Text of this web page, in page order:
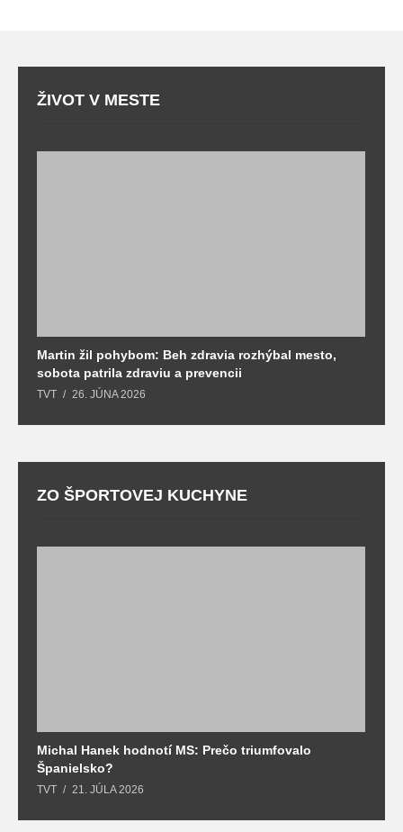
ŽIVOT V MESTE
Martin žil pohybom: Beh zdravia rozhýbal mesto,
sobota patrila zdraviu a prevencii
TVT 26. JÚNA 2026
ZO ŠPORTOVEJ KUCHYNE
Michal Hanek hodnotí MS: Prečo triumfovalo
Španielsko?
TVT 21. JÚLA 2026